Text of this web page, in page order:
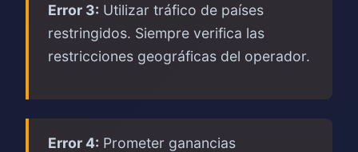
Error 3: Utilizar tráfico de países
restringidos. Siempre verifica las
restricciones geográficas del operador.
Error 4: Prometer ganancias